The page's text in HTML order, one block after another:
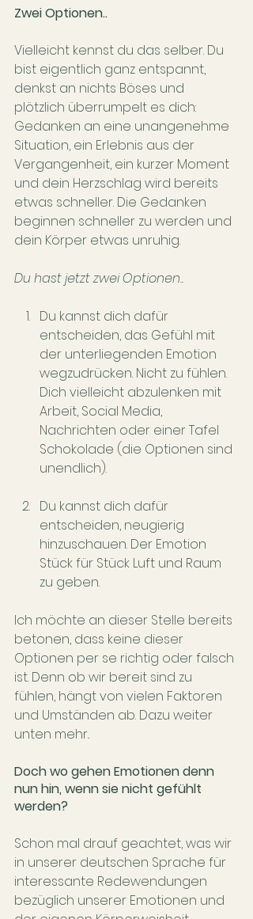
Zwei Optionen..
Vielleicht kennst du das selber. Du
bist eigentlich ganz entspannt,
denkst an nichts Böses und
plötzlich überrumpelt es dich:
Gedanken an eine unangenehme
Situation, ein Erlebnis aus der
Vergangenheit, ein kurzer Moment
und dein Herzschlag wird bereits
etwas schneller. Die Gedanken
beginnen schneller zu werden und
dein Körper etwas unruhig.
Du hast jetzt zwei Optionen..
Du kannst dich dafür
entscheiden, das Gefühl mit
der unterliegenden Emotion
wegzudrücken. Nicht zu fühlen.
Dich vielleicht abzulenken mit
Arbeit, Social Media,
Nachrichten oder einer Tafel
Schokolade (die Optionen sind
unendlich).
Du kannst dich dafür
entscheiden, neugierig
hinzuschauen. Der Emotion
Stück für Stück Luft und Raum
zu geben.
Ich möchte an dieser Stelle bereits
betonen, dass keine dieser
Optionen per se richtig oder falsch
ist. Denn ob wir bereit sind zu
fühlen, hängt von vielen Faktoren
und Umständen ab. Dazu weiter
unten mehr..
Doch wo gehen Emotionen denn
nun hin, wenn sie nicht gefühlt
werden?
Schon mal drauf geachtet, was wir
in unserer deutschen Sprache für
interessante Redewendungen
bezüglich unserer Emotionen und